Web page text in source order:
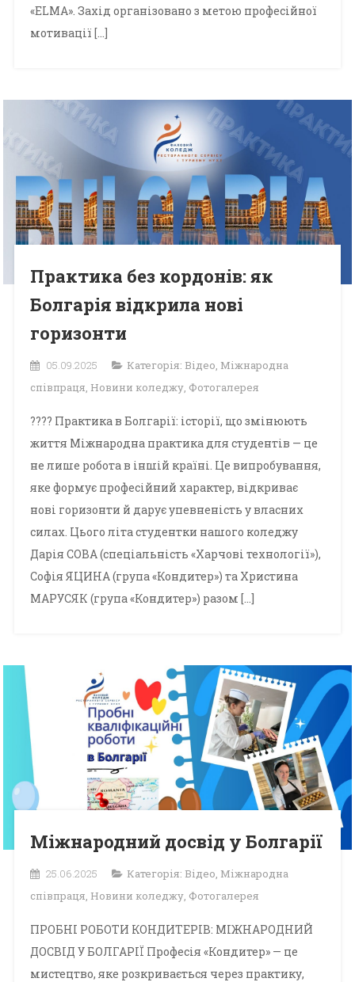
«ELMA». Захід організовано з метою професійної
мотивації […]
Практика без кордонів: як
Болгарія відкрила нові
горизонти
05.09.2025 Категорія: Відео, Міжнародна
співпраця, Новини коледжу, Фотогалерея
???? Практика в Болгарії: історії, що змінюють
життя Міжнародна практика для студентів — це
не лише робота в іншій країні. Це випробування,
яке формує професійний характер, відкриває
нові горизонти й дарує упевненість у власних
силах. Цього літа студентки нашого коледжу
Дарія СОВА (спеціальність «Харчові технології»),
Софія ЯЦИНА (група «Кондитер») та Христина
МАРУСЯК (група «Кондитер») разом […]
Міжнародний досвід у Болгарії
25.06.2025 Категорія: Відео, Міжнародна
співпраця, Новини коледжу, Фотогалерея
ПРОБНІ РОБОТИ КОНДИТЕРІВ: МІЖНАРОДНИЙ
ДОСВІД У БОЛГАРІЇ Професія «Кондитер» — це
мистецтво, яке розкривається через практику,